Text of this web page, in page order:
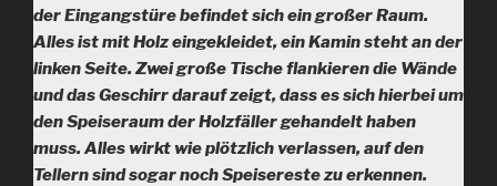
der Eingangstüre befindet sich ein großer Raum.
Alles ist mit Holz eingekleidet, ein Kamin steht an der
linken Seite. Zwei große Tische flankieren die Wände
und das Geschirr darauf zeigt, dass es sich hierbei um
den Speiseraum der Holzfäller gehandelt haben
muss. Alles wirkt wie plötzlich verlassen, auf den
Tellern sind sogar noch Speisereste zu erkennen.